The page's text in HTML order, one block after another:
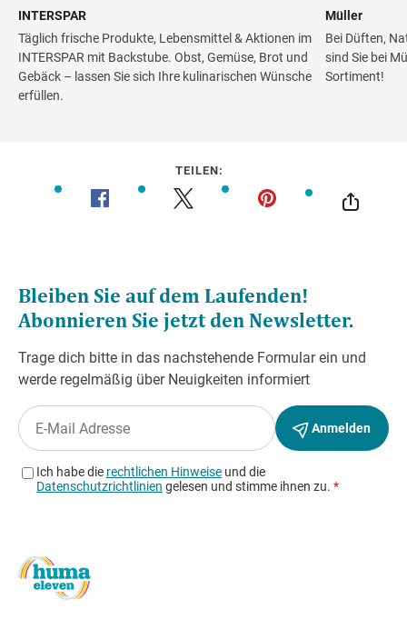
INTERSPAR
Täglich frische Produkte, Lebensmittel & Aktionen im
INTERSPAR mit Backstube. Obst, Gemüse, Brot und
Gebäck – lassen Sie sich Ihre kulinarischen Wünsche
erfüllen.
Müller
Bei Düften,
sind Sie bei
Sortiment!
TEILEN: